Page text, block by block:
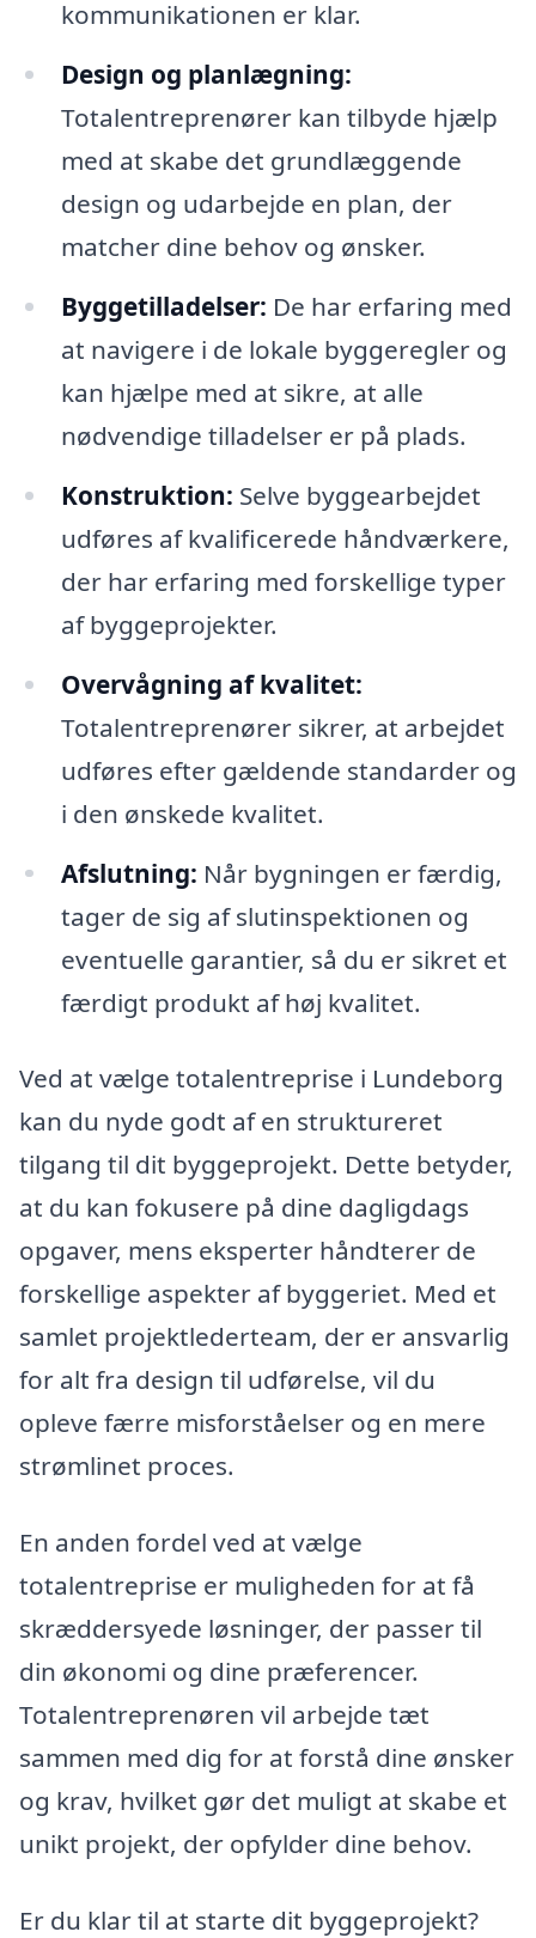
kommunikationen er klar.
Design og planlægning:
Totalentreprenører kan tilbyde hjælp
med at skabe det grundlæggende
design og udarbejde en plan, der
matcher dine behov og ønsker.
Byggetilladelser: De har erfaring med
at navigere i de lokale byggeregler og
kan hjælpe med at sikre, at alle
nødvendige tilladelser er på plads.
Konstruktion: Selve byggearbejdet
udføres af kvalificerede håndværkere,
der har erfaring med forskellige typer
af byggeprojekter.
Overvågning af kvalitet:
Totalentreprenører sikrer, at arbejdet
udføres efter gældende standarder og
i den ønskede kvalitet.
Afslutning: Når bygningen er færdig,
tager de sig af slutinspektionen og
eventuelle garantier, så du er sikret et
færdigt produkt af høj kvalitet.
Ved at vælge totalentreprise i Lundeborg
kan du nyde godt af en struktureret
tilgang til dit byggeprojekt. Dette betyder,
at du kan fokusere på dine dagligdags
opgaver, mens eksperter håndterer de
forskellige aspekter af byggeriet. Med et
samlet projektlederteam, der er ansvarlig
for alt fra design til udførelse, vil du
opleve færre misforståelser og en mere
strømlinet proces.
En anden fordel ved at vælge
totalentreprise er muligheden for at få
skræddersyede løsninger, der passer til
din økonomi og dine præferencer.
Totalentreprenøren vil arbejde tæt
sammen med dig for at forstå dine ønsker
og krav, hvilket gør det muligt at skabe et
unikt projekt, der opfylder dine behov.
Er du klar til at starte dit byggeprojekt?